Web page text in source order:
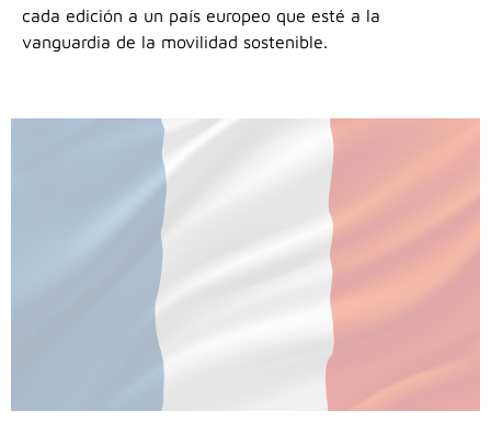
cada edición a un país europeo que esté a la
vanguardia de la movilidad sostenible.